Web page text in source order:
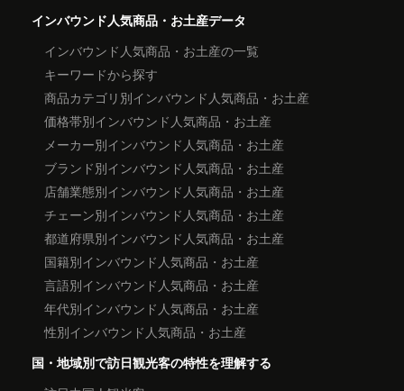
インバウンド人気商品・お土産データ
インバウンド人気商品・お土産の一覧
キーワードから探す
商品カテゴリ別インバウンド人気商品・お土産
価格帯別インバウンド人気商品・お土産
メーカー別インバウンド人気商品・お土産
ブランド別インバウンド人気商品・お土産
店舗業態別インバウンド人気商品・お土産
チェーン別インバウンド人気商品・お土産
都道府県別インバウンド人気商品・お土産
国籍別インバウンド人気商品・お土産
言語別インバウンド人気商品・お土産
年代別インバウンド人気商品・お土産
性別インバウンド人気商品・お土産
国・地域別で訪日観光客の特性を理解する